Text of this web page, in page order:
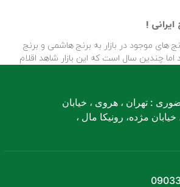
!
های موجود در بازار به برنج هاشمی و برنج
چندین سال است که این بازار شاهد اقلام
: تهران ، هروی ، خیابان
مژده، رونیکا مال ،